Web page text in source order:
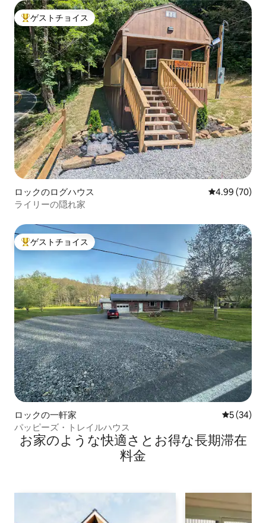
大好評のゲストチョイスです。
ゲストチョイス
ロックのログハウス レビュー70
4.99 (70)
ライリーの隠れ家
大好評のゲストチョイスです。
ゲストチョイス
ロックの一軒家 レビュー
5 (34)
パッピーズ・トレイルハウス
お家のような快⁠適⁠さ⁠とお⁠得⁠な長⁠期⁠滞⁠在
料⁠金